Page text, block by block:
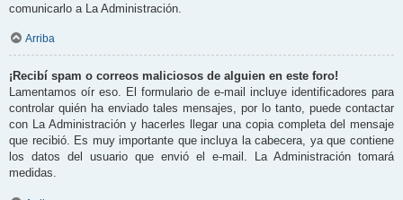
comunicarlo a La Administración.
Arriba
¡Recibí spam o correos maliciosos de alguien en este foro!
Lamentamos oír eso. El formulario de e-mail incluye identificadores para
controlar quién ha enviado tales mensajes, por lo tanto, puede contactar
con La Administración y hacerles llegar una copia completa del mensaje
que recibió. Es muy importante que incluya la cabecera, ya que contiene
los datos del usuario que envió el e-mail. La Administración tomará
medidas.